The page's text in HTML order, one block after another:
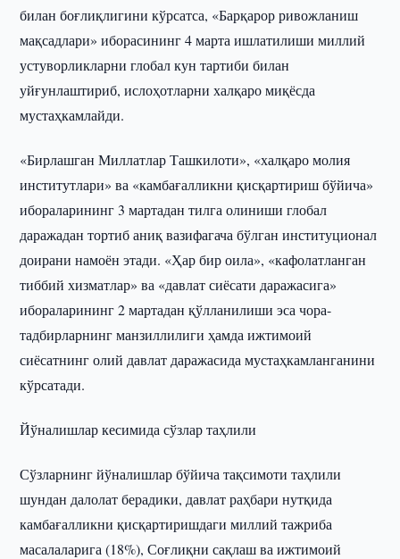
билан боғлиқлигини кўрсатса, «Барқарор ривожланиш
мақсадлари» иборасининг 4 марта ишлатилиши миллий
устуворликларни глобал кун тартиби билан
уйғунлаштириб, ислоҳотларни халқаро миқёсда
мустаҳкамлайди.
«Бирлашган Миллатлар Ташкилоти», «халқаро молия
институтлари» ва «камбағалликни қисқартириш бўйича»
ибораларининг 3 мартадан тилга олиниши глобал
даражадан тортиб аниқ вазифагача бўлган институционал
доирани намоён этади. «Ҳар бир оила», «кафолатланган
тиббий хизматлар» ва «давлат сиёсати даражасига»
ибораларининг 2 мартадан қўлланилиши эса чора-
тадбирларнинг манзиллилиги ҳамда ижтимоий
сиёсатнинг олий давлат даражасида мустаҳкамланганини
кўрсатади.
Йўналишлар кесимида сўзлар таҳлили
Сўзларнинг йўналишлар бўйича тақсимоти таҳлили
шундан далолат берадики, давлат раҳбари нутқида
камбағалликни қисқартиришдаги миллий тажриба
масалаларига (18%), Соғлиқни сақлаш ва ижтимоий